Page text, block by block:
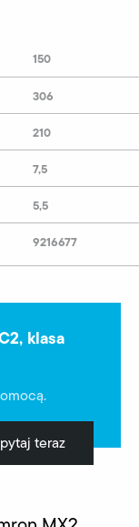
150
306
210
7,5
5,5
9216677
klasa
teraz